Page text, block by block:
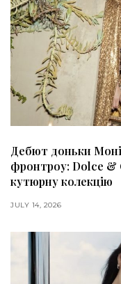
Дебют доньки
фронтроу: Dolce &
кутюрну колекцію
JULY 14, 2026